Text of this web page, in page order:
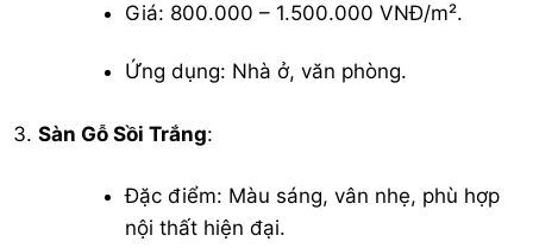
Giá: 800.000 – 1.500.000 VNĐ/m².
Ứng dụng: Nhà ở, văn phòng.
Sàn Gỗ Sồi Trắng:
Đặc điểm: Màu sáng, vân nhẹ, phù hợp
nội thất hiện đại.